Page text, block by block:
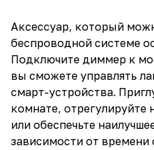
Аксессуар, который
беспроводной системе
Подключите диммер к
вы сможете управлять
смарт-устройства.
комнате, отрегулируйте
или обеспечьте
зависимости от